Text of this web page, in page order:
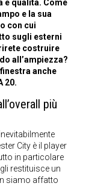
e qualità. Come
e la sua
con cui
sugli esterni
costruire
all’ampiezza?
anche
20.
più
City è il player
in particolare
restituisce un
siamo affatto